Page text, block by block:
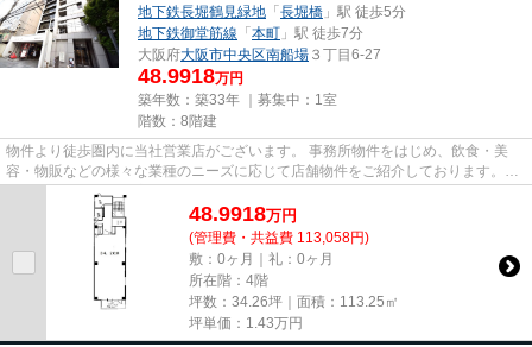
地下鉄長堀鶴見緑地 「長堀橋 」駅 徒歩5分
地下鉄御堂筋線 「本町 」駅 徒歩7分
大阪府大阪市中央区南船場 ３丁目6-27
48.9918万円
築年数：築33年 ｜募集中： 1室
階数：8階建
物件より徒歩圏内に当社営業店がございます。 事務所物件をはじめ、飲食・美
容・物販などの様々な業種のニーズに応じて店舗物件をご紹介しております。
尚、弊社ではおとり広告は一切...
48.9918万円
(管理費・共益費 113,058円)
敷：0ヶ月｜礼：0ヶ月
所在階：4階
坪数：34.26坪｜面積：113.25㎡
坪単価： 1.43万円